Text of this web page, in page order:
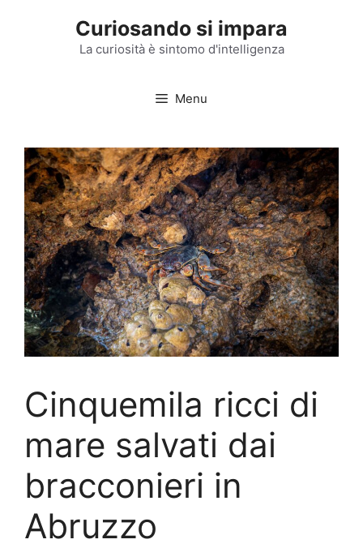
Curiosando si impara
La curiosità è sintomo d'intelligenza
Menu
Cinquemila ricci di
mare salvati dai
bracconieri in
Abruzzo